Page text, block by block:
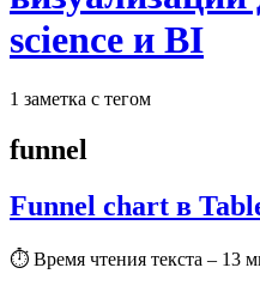
science и BI
1 заметка с тегом
funnel
Funnel chart в
⏱ Время чтения текста – 13